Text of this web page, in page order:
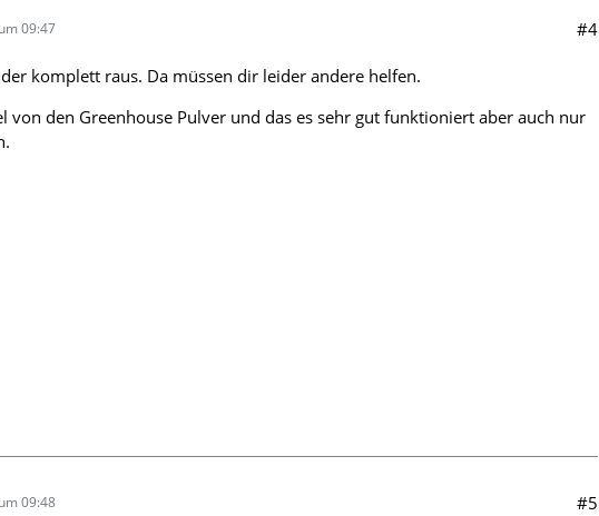
09:47 #4
komplett raus. Da müssen dir leider andere helfen.
von den Greenhouse Pulver und das es sehr gut funktioniert aber auch nur
09:48 #5